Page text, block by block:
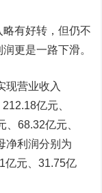
有好转，但仍不
更是一路下滑。
营业收入
亿元、
68.32亿元、
净利润分别为
亿元、31.75亿